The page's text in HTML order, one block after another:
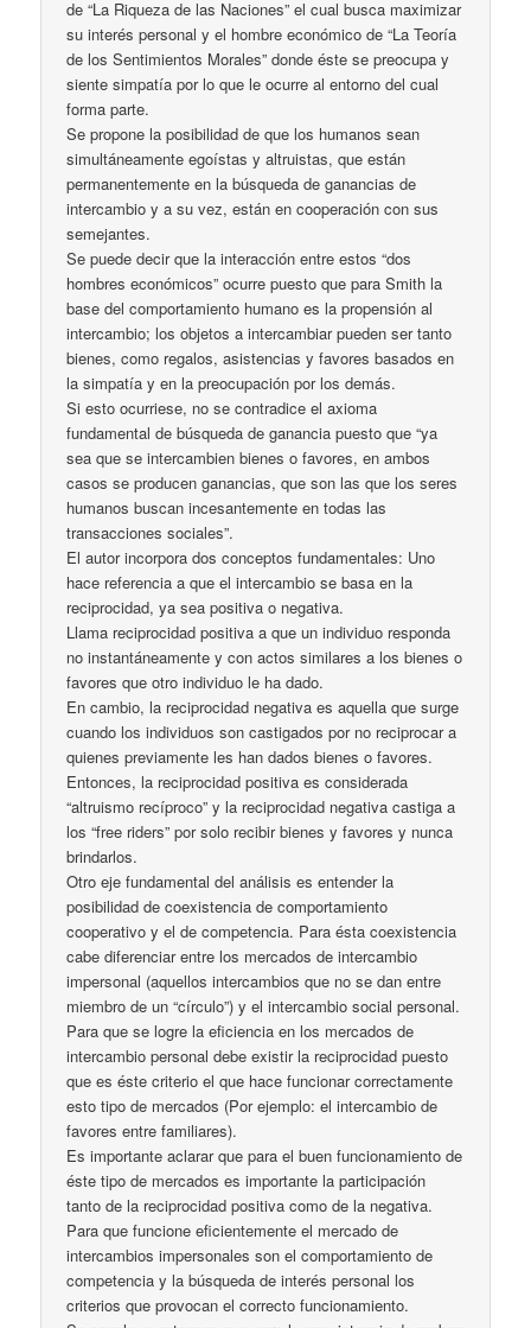
de “La Riqueza de las Naciones” el cual busca maximizar
su interés personal y el hombre económico de “La Teoría
de los Sentimientos Morales” donde éste se preocupa y
siente simpatía por lo que le ocurre al entorno del cual
forma parte.
Se propone la posibilidad de que los humanos sean
simultáneamente egoístas y altruistas, que están
permanentemente en la búsqueda de ganancias de
intercambio y a su vez, están en cooperación con sus
semejantes.
Se puede decir que la interacción entre estos “dos
hombres económicos” ocurre puesto que para Smith la
base del comportamiento humano es la propensión al
intercambio; los objetos a intercambiar pueden ser tanto
bienes, como regalos, asistencias y favores basados en
la simpatía y en la preocupación por los demás.
Si esto ocurriese, no se contradice el axioma
fundamental de búsqueda de ganancia puesto que “ya
sea que se intercambien bienes o favores, en ambos
casos se producen ganancias, que son las que los seres
humanos buscan incesantemente en todas las
transacciones sociales”.
El autor incorpora dos conceptos fundamentales: Uno
hace referencia a que el intercambio se basa en la
reciprocidad, ya sea positiva o negativa.
Llama reciprocidad positiva a que un individuo responda
no instantáneamente y con actos similares a los bienes o
favores que otro individuo le ha dado.
En cambio, la reciprocidad negativa es aquella que surge
cuando los individuos son castigados por no reciprocar a
quienes previamente les han dados bienes o favores.
Entonces, la reciprocidad positiva es considerada
“altruismo recíproco” y la reciprocidad negativa castiga a
los “free riders” por solo recibir bienes y favores y nunca
brindarlos.
Otro eje fundamental del análisis es entender la
posibilidad de coexistencia de comportamiento
cooperativo y el de competencia. Para ésta coexistencia
cabe diferenciar entre los mercados de intercambio
impersonal (aquellos intercambios que no se dan entre
miembro de un “círculo”) y el intercambio social personal.
Para que se logre la eficiencia en los mercados de
intercambio personal debe existir la reciprocidad puesto
que es éste criterio el que hace funcionar correctamente
esto tipo de mercados (Por ejemplo: el intercambio de
favores entre familiares).
Es importante aclarar que para el buen funcionamiento de
éste tipo de mercados es importante la participación
tanto de la reciprocidad positiva como de la negativa.
Para que funcione eficientemente el mercado de
intercambios impersonales son el comportamiento de
competencia y la búsqueda de interés personal los
criterios que provocan el correcto funcionamiento.